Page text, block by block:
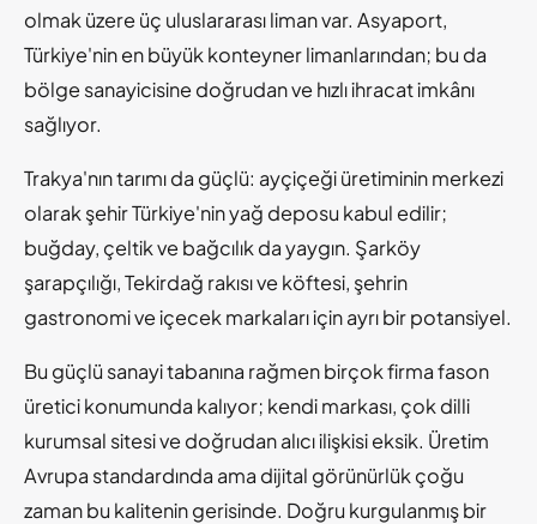
olmak üzere üç uluslararası liman var. Asyaport,
Türkiye'nin en büyük konteyner limanlarından; bu da
bölge sanayicisine doğrudan ve hızlı ihracat imkânı
sağlıyor.
Trakya'nın tarımı da güçlü: ayçiçeği üretiminin merkezi
olarak şehir Türkiye'nin yağ deposu kabul edilir;
buğday, çeltik ve bağcılık da yaygın. Şarköy
şarapçılığı, Tekirdağ rakısı ve köftesi, şehrin
gastronomi ve içecek markaları için ayrı bir potansiyel.
Bu güçlü sanayi tabanına rağmen birçok firma fason
üretici konumunda kalıyor; kendi markası, çok dilli
kurumsal sitesi ve doğrudan alıcı ilişkisi eksik. Üretim
Avrupa standardında ama dijital görünürlük çoğu
zaman bu kalitenin gerisinde. Doğru kurgulanmış bir